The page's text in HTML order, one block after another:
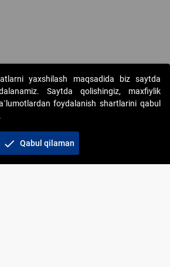
onlayn-auksionlarni
huquqlar himoyalangan
yaxshilash maqsadida biz saytda
Saytda qolishingiz, maxfiylik
foydalanish shartlarini qabul
check Qabul qilaman